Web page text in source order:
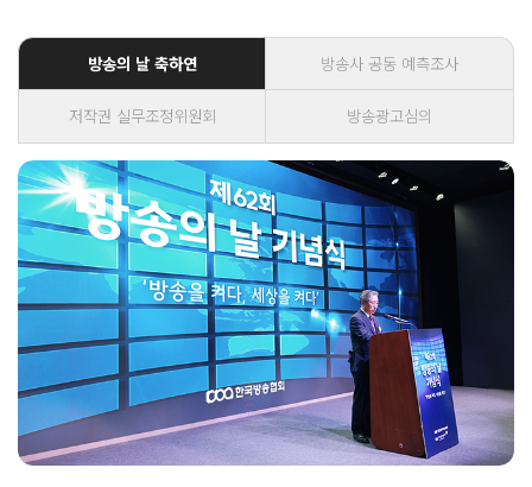
방송의 날 축하연 방송사 공동 예측조사
저작권 실무조정위원회 방송광고심의